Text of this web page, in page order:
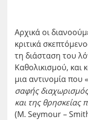
Αρχικά οι
κριτικά
τη διάσταση του
Καθολικισμού, και
μια αντινομία που
σαφής
και της
(M. Seymour –